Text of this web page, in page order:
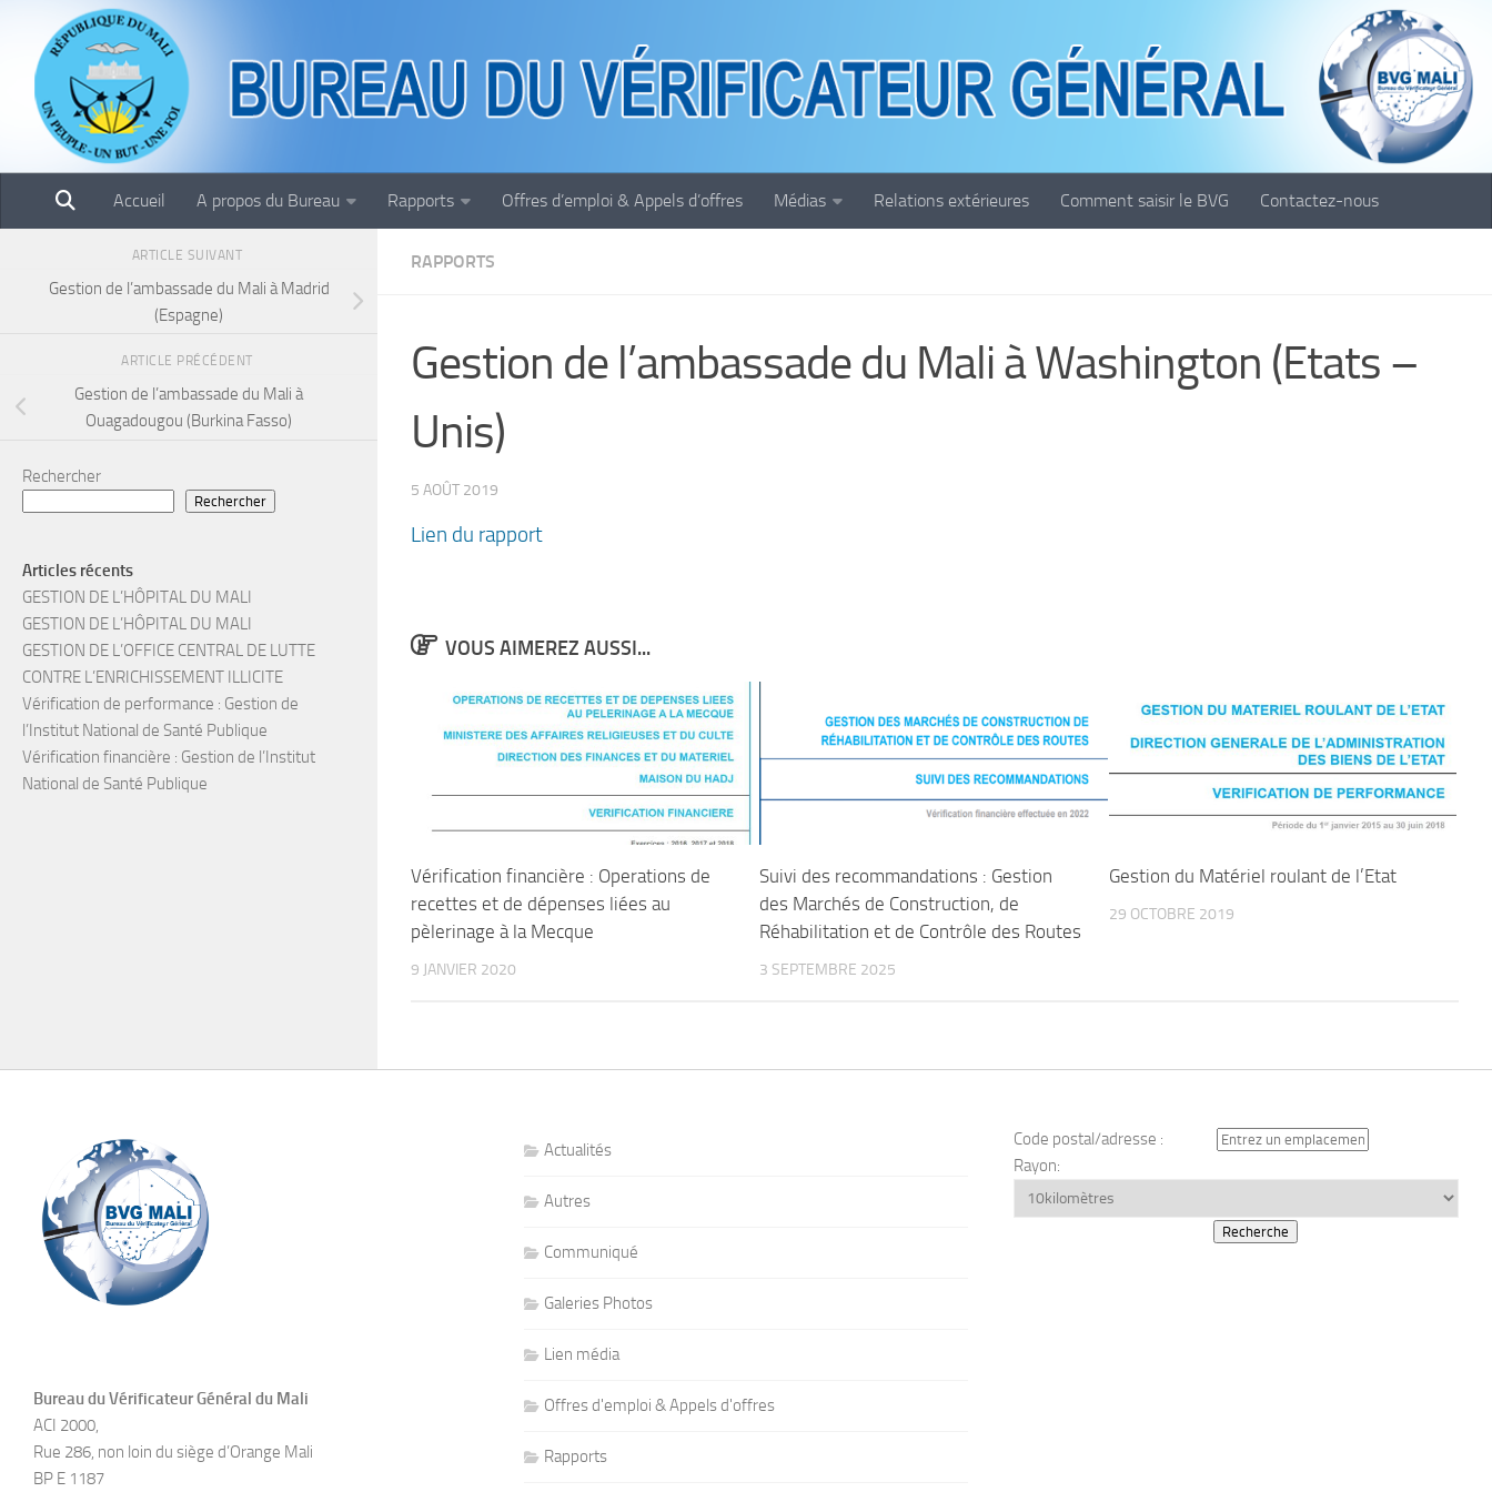
Skip to content
Accueil A propos du Bureau Rapports Offres d’emploi & Appels d’offres Médias Relations extérieures Comment saisir le BVG Contactez-nous
RAPPORTS
Gestion de l’ambassade du Mali à Washington (Etats –
Unis)
5 AOÛT 2019
Lien du rapport
VOUS AIMEREZ AUSSI...
Vérification financière : Operations de
recettes et de dépenses liées au
pèlerinage à la Mecque
9 JANVIER 2020
Suivi des recommandations : Gestion
des Marchés de Construction, de
Réhabilitation et de Contrôle des Routes
3 SEPTEMBRE 2025
Gestion du Matériel roulant de l’Etat
29 OCTOBRE 2019
ARTICLE SUIVANT
Gestion de l’ambassade du Mali à Madrid
(Espagne)
ARTICLE PRÉCÉDENT
Gestion de l’ambassade du Mali à
Ouagadougou (Burkina Fasso)
Rechercher
Rechercher
Articles récents
GESTION DE L’HÔPITAL DU MALI
GESTION DE L’HÔPITAL DU MALI
GESTION DE L’OFFICE CENTRAL DE LUTTE
CONTRE L’ENRICHISSEMENT ILLICITE
Vérification de performance : Gestion de
l’Institut National de Santé Publique
Vérification financière : Gestion de l’Institut
National de Santé Publique
Bureau du Vérificateur Général du Mali
ACI 2000,
Rue 286, non loin du siège d’Orange Mali
BP E 1187
Actualités
Autres
Communiqué
Galeries Photos
Lien média
Offres d'emploi & Appels d'offres
Rapports
Code postal/adresse :
Rayon: